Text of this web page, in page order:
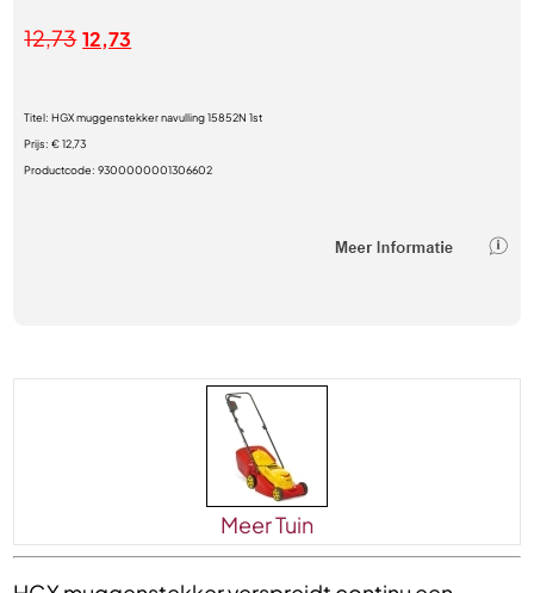
12,73 12,73
Titel:HGX muggenstekker navulling 15852N 1st
Prijs:€ 12,73
Productcode:9300000001306602
Meer Tuin